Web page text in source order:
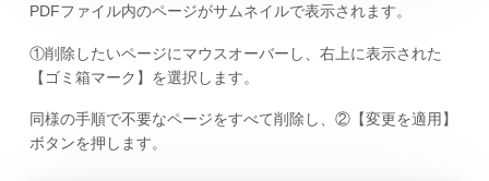
PDFファイル内のページがサムネイルで表示されます。
①削除したいページにマウスオーバーし、右上に表示された
【ゴミ箱マーク】を選択します。
同様の手順で不要なページをすべて削除し、②【変更を適用】
ボタンを押します。